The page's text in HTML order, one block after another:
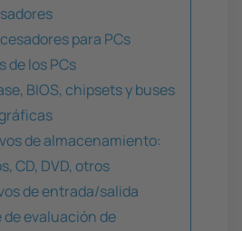
para PCs
de los PCs
BIOS, chipsets y buses
de almacenamiento:
CD, DVD, otros
de entrada/salida
de evaluación de